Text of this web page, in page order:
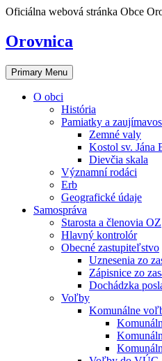
Skip
content
Oficiálna webová stránka Obce
Orovnica
Primary Menu
O obci
História
Pamiatky a
Zemné valy
Kostol sv. Jána
Dievčia skala
Významní rodáci
Erb
Geografické údaje
Samospráva
Starosta a členovia OZ
Hlavný kontrolór
Obecné zastupiteľstvo
Uznesenia zo
Zápisnice zo
Dochádzka
Voľby
Komunálne